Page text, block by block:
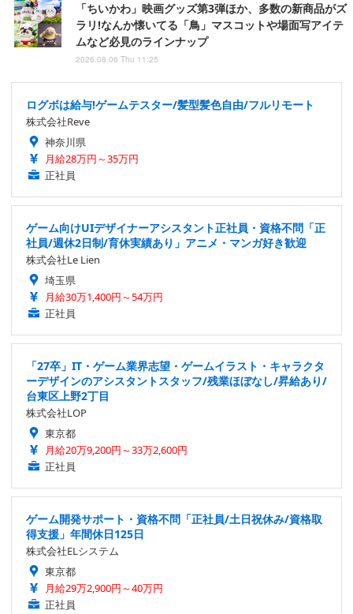
「ちいかわ」映画グッズ第3弾ほか、多数の新商品がズ
ラリ!なんか懐いてる「鳥」マスコットや場面写アイテ
ムなど必見のラインナップ
2026.08.06 Thu 11:25
ログボは給与!ゲームテスター/髪型髪色自由/フルリモート
株式会社Reve
神奈川県
月給28万円～35万円
正社員
ゲーム向けUIデザイナーアシスタント正社員・資格不問「正
社員/週休2日制/育休実績あり」アニメ・マンガ好き歓迎
株式会社Le Lien
埼玉県
月給30万1,400円～54万円
正社員
「27卒」IT・ゲーム業界志望・ゲームイラスト・キャラクタ
ーデザインのアシスタントスタッフ/残業ほぼなし/昇給あり/
台東区上野2丁目
株式会社LOP
東京都
月給20万9,200円～33万2,600円
正社員
ゲーム開発サポート・資格不問「正社員/土日祝休み/資格取
得支援」年間休日125日
株式会社ELシステム
東京都
月給29万2,900円～40万円
正社員